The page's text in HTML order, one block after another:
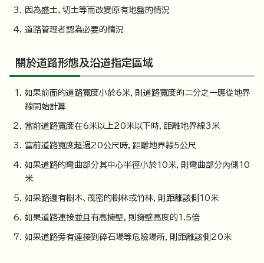
因為盛土、切土等而改變原有地盤的情況
道路管理者認為必要的情況
關於道路形態及沿道指定區域
如果前面的道路寬度小於6米，則道路寬度的二分之一應從地界
線開始計算
當前道路寬度在6米以上20米以下時，距離地界線3米
當前道路寬度超過20公尺時，距離地界線5公尺
如果道路的彎曲部分其中心半徑小於10米，則彎曲部分內側10
米
如果路邊有樹木、茂密的樹林或竹林，則距離該側10米
如果道路連接並且有高擁壁，則擁壁高度的1.5倍
如果道路旁有連接到碎石場等危險場所，則距離該側20米